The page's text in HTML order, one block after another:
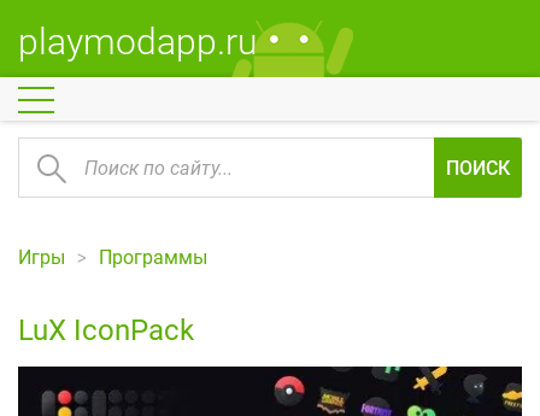
playmodapp.ru
ПОИСК
Игры Программы
LuX IconPack